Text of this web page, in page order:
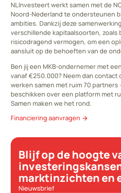
NLInvesteert werkt samen met de
Noord-Nederland te ondersteunen
ambities. Dankzij deze
verschillende kapitaalsoorten, zoals
risicodragend vermogen, om een
aansluit op de behoeften van de
Ben jij een MKB-ondernemer met
vanaf €250.000? Neem dan contact
werken samen met ruim 70 partners
beschikken over een platform met
Samen maken we het rond.
Financiering aanvragen arrow_forward
Blijf op de hoogte
marktinzichten en
Nieuwsbrief